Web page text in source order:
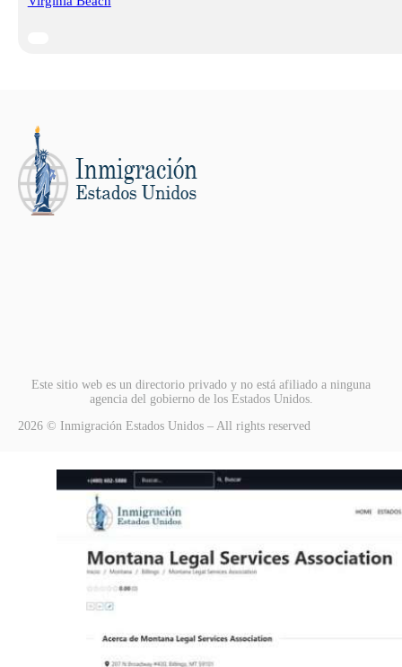
Este sitio web es un directorio privado y no está afiliado a ninguna
agencia del gobierno de los Estados Unidos.
2026 © Inmigración Estados Unidos – All rights reserved